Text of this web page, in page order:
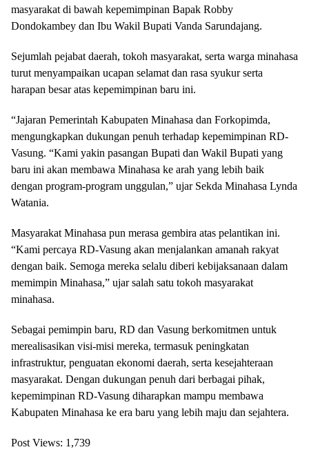
masyarakat di bawah kepemimpinan Bapak Robby
Dondokambey dan Ibu Wakil Bupati Vanda Sarundajang.
Sejumlah pejabat daerah, tokoh masyarakat, serta warga minahasa
turut menyampaikan ucapan selamat dan rasa syukur serta
harapan besar atas kepemimpinan baru ini.
“Jajaran Pemerintah Kabupaten Minahasa dan Forkopimda,
mengungkapkan dukungan penuh terhadap kepemimpinan RD-
Vasung. “Kami yakin pasangan Bupati dan Wakil Bupati yang
baru ini akan membawa Minahasa ke arah yang lebih baik
dengan program-program unggulan,” ujar Sekda Minahasa Lynda
Watania.
Masyarakat Minahasa pun merasa gembira atas pelantikan ini.
“Kami percaya RD-Vasung akan menjalankan amanah rakyat
dengan baik. Semoga mereka selalu diberi kebijaksanaan dalam
memimpin Minahasa,” ujar salah satu tokoh masyarakat
minahasa.
Sebagai pemimpin baru, RD dan Vasung berkomitmen untuk
merealisasikan visi-misi mereka, termasuk peningkatan
infrastruktur, penguatan ekonomi daerah, serta kesejahteraan
masyarakat. Dengan dukungan penuh dari berbagai pihak,
kepemimpinan RD-Vasung diharapkan mampu membawa
Kabupaten Minahasa ke era baru yang lebih maju dan sejahtera.
Post Views: 1,739